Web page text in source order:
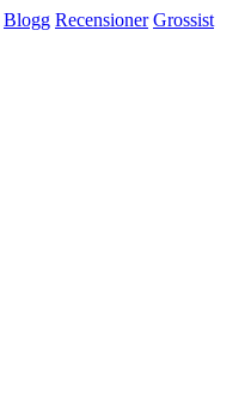
Blogg Recensioner Grossist